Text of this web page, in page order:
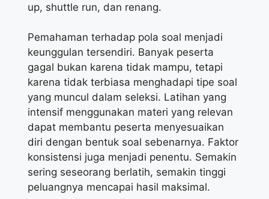
up, shuttle run, dan renang.
Pemahaman terhadap pola soal menjadi
keunggulan tersendiri. Banyak peserta
gagal bukan karena tidak mampu, tetapi
karena tidak terbiasa menghadapi tipe soal
yang muncul dalam seleksi. Latihan yang
intensif menggunakan materi yang relevan
dapat membantu peserta menyesuaikan
diri dengan bentuk soal sebenarnya. Faktor
konsistensi juga menjadi penentu. Semakin
sering seseorang berlatih, semakin tinggi
peluangnya mencapai hasil maksimal.